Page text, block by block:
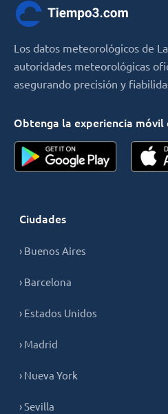
Los datos meteorológicos de
autoridades meteorológicas
asegurando precisión y
Obtenga la experiencia
Ciudades
› Buenos Aires
› Barcelona
› Estados Unidos
› Madrid
› Nueva York
› Sevilla